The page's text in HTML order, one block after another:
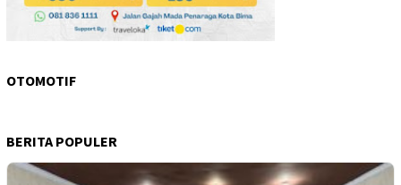
OTOMOTIF
BERITA POPULER